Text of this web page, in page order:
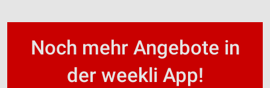
Noch mehr Angebote in
der weekli App!